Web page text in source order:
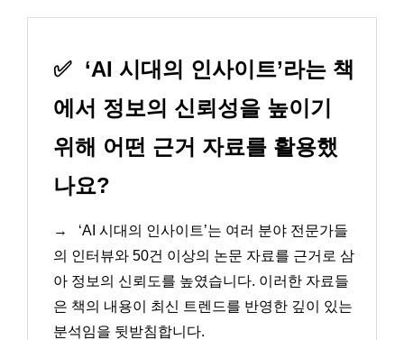
✅ ‘AI 시대의 인사이트’라는 책
에서 정보의 신뢰성을 높이기
위해 어떤 근거 자료를 활용했
나요?
→
‘AI 시대의 인사이트’는 여러 분야 전문가들
의 인터뷰와 50건 이상의 논문 자료를 근거로 삼
아 정보의 신뢰도를 높였습니다. 이러한 자료들
은 책의 내용이 최신 트렌드를 반영한 깊이 있는
분석임을 뒷받침합니다.